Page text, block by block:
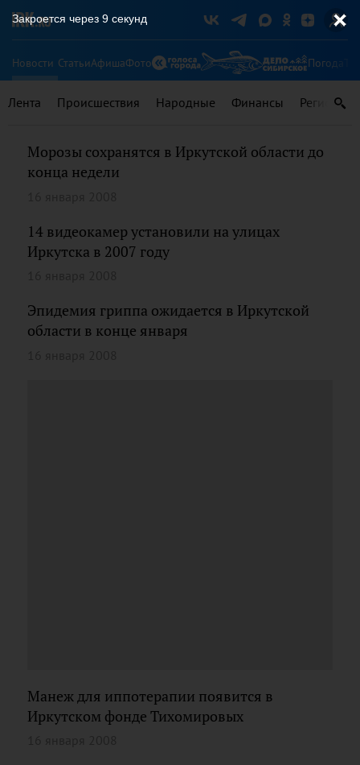
Новости СтатьиАфишаФото Погода
Лента Происшествия Народные Финансы Регионы
Морозы сохранятся в Иркутской области до
конца недели
14 видеокамер установили на улицах
Иркутска в 2007 году
Эпидемия гриппа ожидается в Иркутской
области в конце января
Манеж для иппотерапии появится в
Иркутском фонде Тихомировых
Закроется через 9 секунд